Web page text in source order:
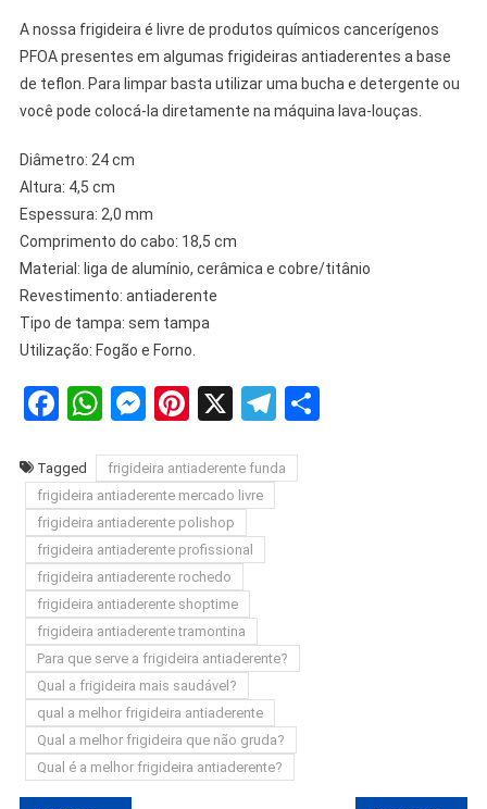
A nossa frigideira é livre de produtos químicos cancerígenos
PFOA presentes em algumas frigideiras antiaderentes a base
de teflon. Para limpar basta utilizar uma bucha e detergente ou
você pode colocá-la diretamente na máquina lava-louças.
Diâmetro: 24 cm
Altura: 4,5 cm
Espessura: 2,0 mm
Comprimento do cabo: 18,5 cm
Material: liga de alumínio, cerâmica e cobre/titânio
Revestimento: antiaderente
Tipo de tampa: sem tampa
Utilização: Fogão e Forno.
Facebook
WhatsApp
Messenger
Pinterest
X Telegram
Share
Tagged
frigideira antiaderente funda
frigideira antiaderente mercado livre
frigideira antiaderente polishop
frigideira antiaderente profissional
frigideira antiaderente rochedo
frigideira antiaderente shoptime
frigideira antiaderente tramontina
Para que serve a frigideira antiaderente?
Qual a frigideira mais saudável?
qual a melhor frigideira antiaderente
Qual a melhor frigideira que não gruda?
Qual é a melhor frigideira antiaderente?